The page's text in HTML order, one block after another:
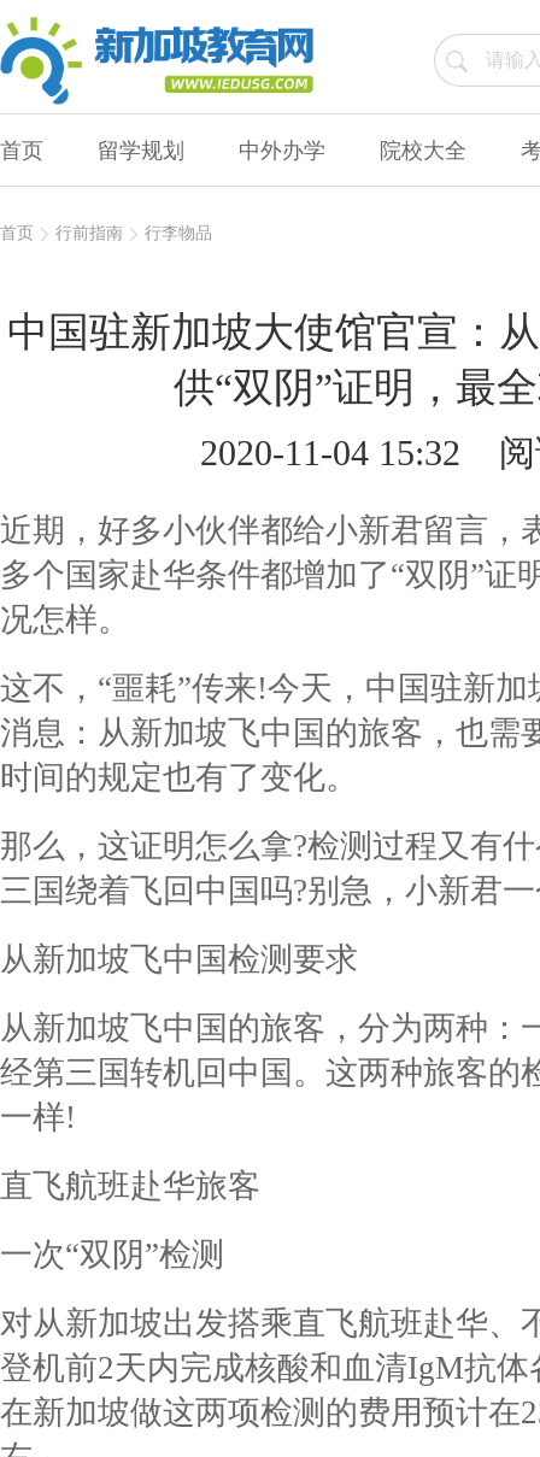
首页 留学规划 中外办学 院校大全
首页 行前指南 行李物品
中国驻新加坡大使馆官宣：
供“双阴”证明，最
2020-11-04 15:32
近期，好多小伙伴都给小新君留言，
多个国家赴华条件都增加了“双阴”证
况怎样。
这不，“噩耗”传来!今天，中国驻新
消息：从新加坡飞中国的旅客，也需
时间的规定也有了变化。
那么，这证明怎么拿?检测过程又有
三国绕着飞回中国吗?别急，小新君
从新加坡飞中国检测要求
从新加坡飞中国的旅客，分为两种：
经第三国转机回中国。这两种旅客的
一样!
直飞航班赴华旅客
一次“双阴”检测
对从新加坡出发搭乘直飞航班赴华、
登机前2天内完成核酸和血清IgM抗
在新加坡做这两项检测的费用预计在